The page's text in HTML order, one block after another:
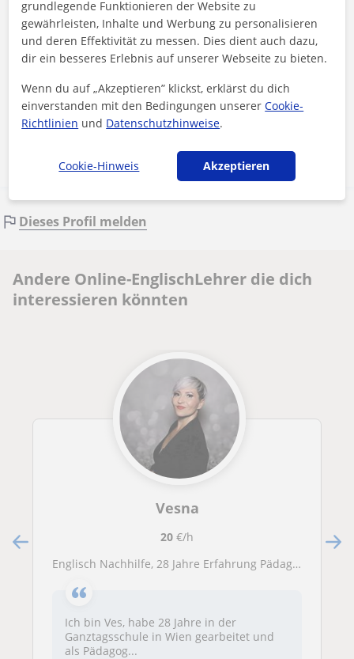
Nachricht senden
Dieses Profil melden
Andere Online-EnglischLehrer die dich
interessieren könnten
Vesna
20 €/h
Englisch Nachhilfe, 28 Jahre Erfahrung Pädagogin Volksschule, bei Bedarf auch andere Fächer
Ich bin Ves, habe 28 Jahre in der
Ganztagsschule in Wien gearbeitet und
als Pädagog...
grundlegende Funktionieren der Website zu
gewährleisten, Inhalte und Werbung zu personalisieren
und deren Effektivität zu messen. Dies dient auch dazu,
dir ein besseres Erlebnis auf unserer Webseite zu bieten.
Wenn du auf „Akzeptieren” klickst, erklärst du dich
einverstanden mit den Bedingungen unsererCookie-
Richtlinien und Datenschutzhinweise.
Cookie-Hinweis Akzeptieren